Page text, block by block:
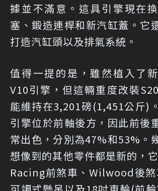
據並不滿意。這具引擎現在
塞、鍛造連桿和新汽缸蓋。它
打造汽缸頭以及排氣系統。
值得一提的是，雖然植入了
V10引擎，但這輛重度改裝
能維持在3,201磅(1,451公斤)
引擎位於前軸後方，因此前後
常出色，分別為47%和53%。
想像到的其他零件都是新的，
Racing前煞車、Wilwood後